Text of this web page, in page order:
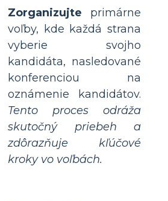
Zorganizujte primárne
voľby, kde každá strana
vyberie svojho
kandidáta, nasledované
konferenciou na
oznámenie kandidátov.
Tento proces odráža
skutočný priebeh a
zdôrazňuje kľúčové
kroky vo voľbách.